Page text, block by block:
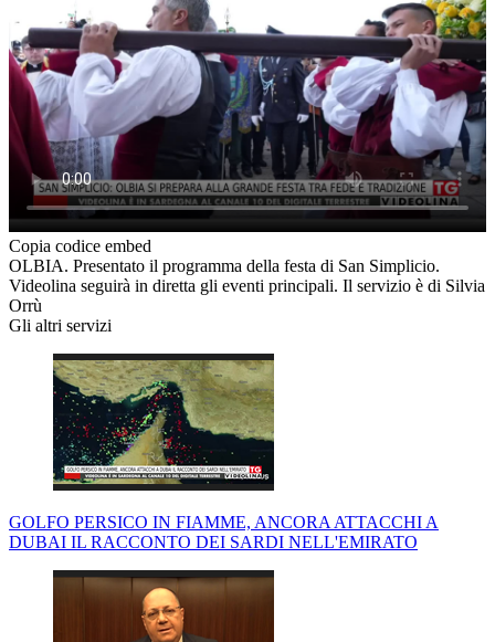
Copia codice embed
OLBIA. Presentato il programma della festa di San Simplicio.
Videolina seguirà in diretta gli eventi principali. Il servizio è di Silvia
Orrù
Gli altri servizi
GOLFO PERSICO IN FIAMME, ANCORA ATTACCHI A
DUBAI IL RACCONTO DEI SARDI NELL'EMIRATO